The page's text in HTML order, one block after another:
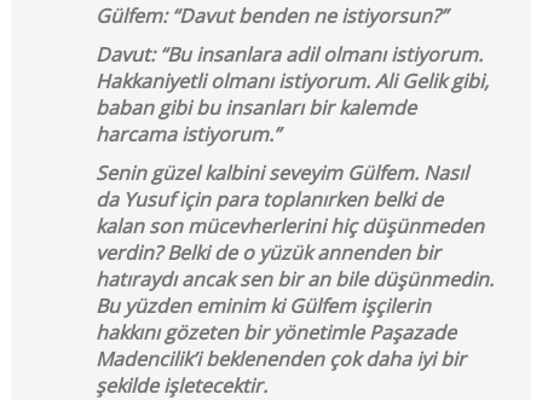
Gülfem: “Davut benden ne istiyorsun?”
Davut: “Bu insanlara adil olmanı istiyorum.
Hakkaniyetli olmanı istiyorum. Ali Gelik gibi,
baban gibi bu insanları bir kalemde
harcama istiyorum.”
Senin güzel kalbini seveyim Gülfem. Nasıl
da Yusuf için para toplanırken belki de
kalan son mücevherlerini hiç düşünmeden
verdin? Belki de o yüzük annenden bir
hatıraydı ancak sen bir an bile düşünmedin.
Bu yüzden eminim ki Gülfem işçilerin
hakkını gözeten bir yönetimle Paşazade
Madencilik’i beklenenden çok daha iyi bir
şekilde işletecektir.